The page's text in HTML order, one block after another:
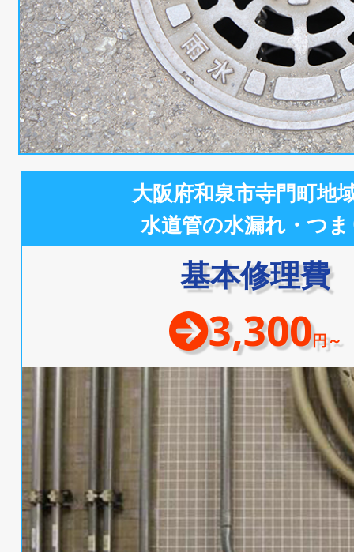
大阪府和泉市寺門町地
水道管の水漏れ・つ
基本修理費
3,300円～